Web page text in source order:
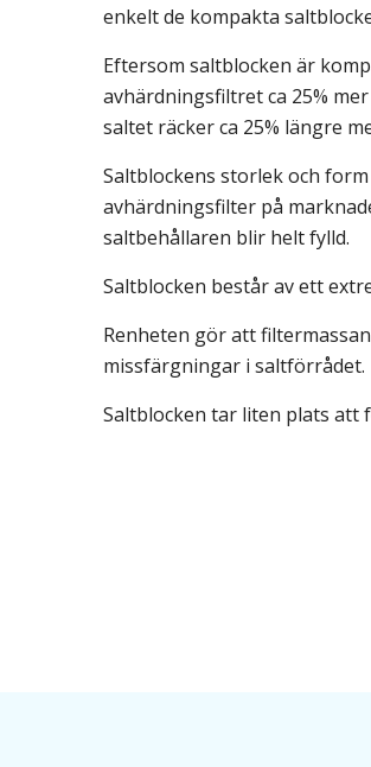
enkelt de kompakta
Eftersom saltblocken är
avhärdningsfiltret ca 25%
saltet räcker ca 25% längre
Saltblockens storlek och
avhärdningsfilter på
saltbehållaren blir helt fylld.
Saltblocken består av ett
Renheten gör att
missfärgningar i saltförrådet.
Saltblocken tar liten plats att